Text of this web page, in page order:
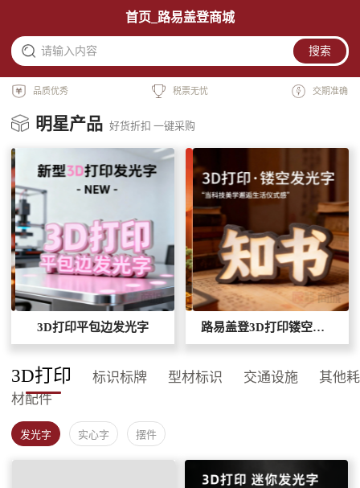
首页_路易盖登商城
请输入内容 搜索
品质优秀 税票无忧 交期准确
明星产品 好货折扣 一键采购
3D打印平包边发光字 路易盖登3D打印镂空发光字“KEEEP”字母摆件装饰灯标识标牌
3D打印 标识标牌 型材标识 交通设施
其他耗
材配件
发光字 实心字 摆件